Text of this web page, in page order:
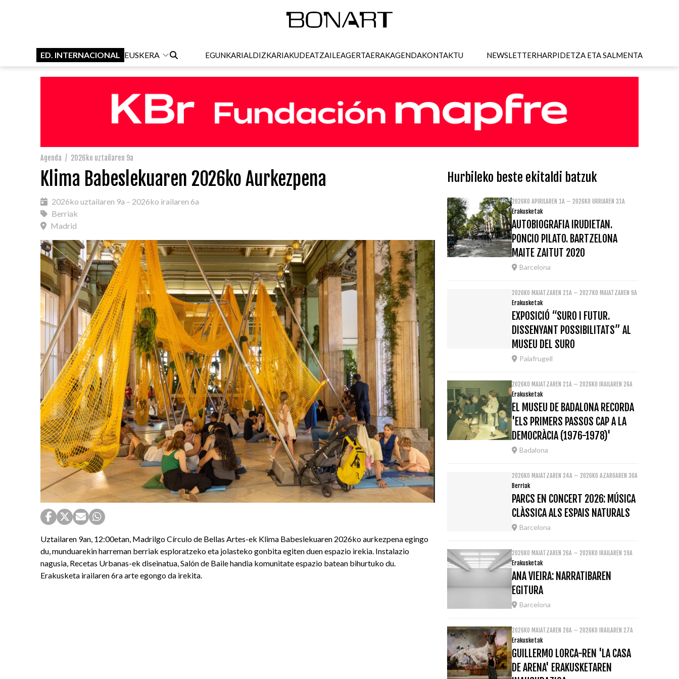
ED. INTERNACIONAL EUSKERA EGUNKARIALDIZKARIAKUDEATZAILEAGERTAERAKAGENDAKONTAKTU NEWSLETTERHARPIDETZA ETA SALMENTA
Agenda / 2026ko uztailaren 9a
Klima Babeslekuaren 2026ko Aurkezpena
2026ko uztailaren 9a – 2026ko irailaren 6a
Berriak
Madrid
Uztailaren 9an, 12:00etan, Madrilgo Círculo de Bellas Artes-ek Klima Babeslekuaren 2026ko aurkezpena egingo
du, munduarekin harreman berriak esploratzeko eta jolasteko gonbita egiten duen espazio irekia. Instalazio
nagusia, Recetas Urbanas-ek diseinatua, Salón de Baile handia komunitate espazio batean bihurtuko du.
Erakusketa irailaren 6ra arte egongo da irekita.
Hurbileko beste ekitaldi batzuk
2026KO APIRILAREN 1A – 2026KO URRIAREN 31A
Erakusketak
AUTOBIOGRAFIA IRUDIETAN.
PONCIO PILATO. BARTZELONA
MAITE ZAITUT 2020
Barcelona
2026KO MAIATZAREN 21A – 2027KO MAIATZAREN 9A
Erakusketak
EXPOSICIÓ “SURO I FUTUR.
DISSENYANT POSSIBILITATS” AL
MUSEU DEL SURO
Palafrugell
2026KO MAIATZAREN 21A – 2026KO IRAILAREN 26A
Erakusketak
EL MUSEU DE BADALONA RECORDA
'ELS PRIMERS PASSOS CAP A LA
DEMOCRÀCIA (1976-1978)'
Badalona
2026KO MAIATZAREN 24A – 2026KO AZAROAREN 30A
Berriak
PARCS EN CONCERT 2026: MÚSICA
CLÀSSICA ALS ESPAIS NATURALS
Barcelona
2026KO MAIATZAREN 26A – 2026KO IRAILAREN 19A
Erakusketak
ANA VIEIRA: NARRATIBAREN
EGITURA
Barcelona
2026KO MAIATZAREN 28A – 2026KO IRAILAREN 27A
Erakusketak
GUILLERMO LORCA-REN 'LA CASA
DE ARENA' ERAKUSKETAREN